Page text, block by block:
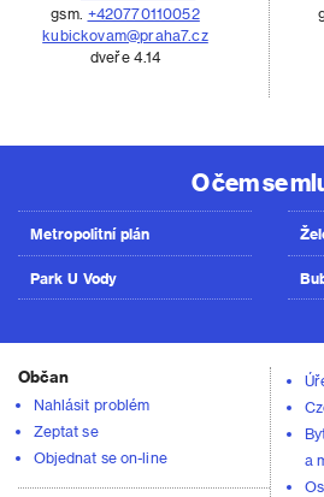
gsm. +420770110052
kubickovam@praha7.cz
dveře 4.14
O čem se
Metropolitní plán
Park U Vody
Občan
Nahlásit problém
Zeptat se
Objednat se on-line
a